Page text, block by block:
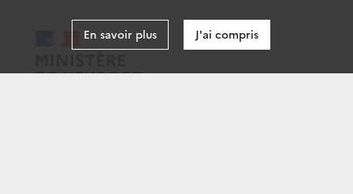
En savoir plus J'ai compris